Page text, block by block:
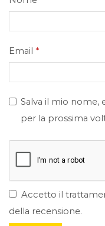
Email *
Salva il mio nome,
per la prossima
Accetto il
della recensione.